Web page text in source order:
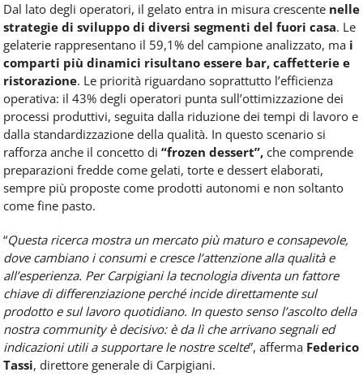
Dal lato degli operatori, il gelato entra in misura crescente nelle
strategie di sviluppo di diversi segmenti del fuori casa. Le
gelaterie rappresentano il 59,1% del campione analizzato, ma i
comparti più dinamici risultano essere bar, caffetterie e
ristorazione. Le priorità riguardano soprattutto l’efficienza
operativa: il 43% degli operatori punta sull’ottimizzazione dei
processi produttivi, seguita dalla riduzione dei tempi di lavoro e
dalla standardizzazione della qualità. In questo scenario si
rafforza anche il concetto di “frozen dessert”, che comprende
preparazioni fredde come gelati, torte e dessert elaborati,
sempre più proposte come prodotti autonomi e non soltanto
come fine pasto.
“Questa ricerca mostra un mercato più maturo e consapevole,
dove cambiano i consumi e cresce l’attenzione alla qualità e
all’esperienza. Per Carpigiani la tecnologia diventa un fattore
chiave di differenziazione perché incide direttamente sul
prodotto e sul lavoro quotidiano. In questo senso l’ascolto della
nostra community è decisivo: è da lì che arrivano segnali ed
indicazioni utili a supportare le nostre scelte”, afferma Federico
Tassi, direttore generale di Carpigiani.